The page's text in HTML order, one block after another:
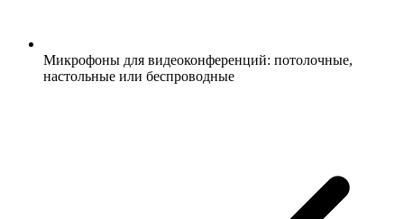
Микрофоны для видеоконференций: потолочные,
настольные или беспроводные